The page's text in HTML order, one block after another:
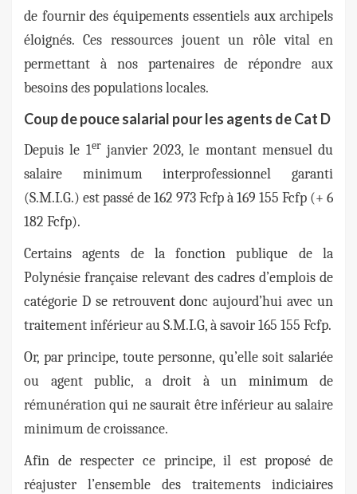
de fournir des équipements essentiels aux archipels
éloignés. Ces ressources jouent un rôle vital en
permettant à nos partenaires de répondre aux
besoins des populations locales.
Coup de pouce salarial pour les agents de Cat D
Depuis le 1erjanvier 2023, le montant mensuel du
salaire minimum interprofessionnel garanti
(S.M.I.G.) est passé de 162 973 Fcfp à 169 155 Fcfp (+ 6
182 Fcfp).
Certains agents de la fonction publique de la
Polynésie française relevant des cadres d’emplois de
catégorie D se retrouvent donc aujourd’hui avec un
traitement inférieur au S.M.I.G, à savoir 165 155 Fcfp.
Or, par principe, toute personne, qu’elle soit salariée
ou agent public, a droit à un minimum de
rémunération qui ne saurait être inférieur au salaire
minimum de croissance.
Afin de respecter ce principe, il est proposé de
réajuster l’ensemble des traitements indiciaires